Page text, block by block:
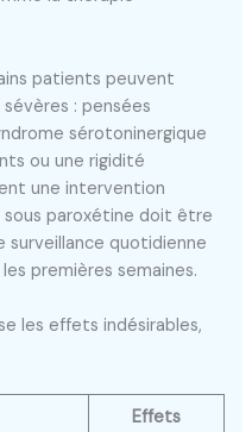
patients peuvent
: pensées
sérotoninergique
ou une rigidité
une intervention
paroxétine doit être
surveillance quotidienne
premières semaines.
les effets indésirables,
Effets